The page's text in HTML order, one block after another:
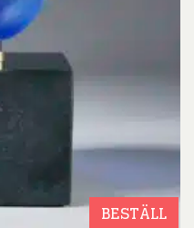
BESTÄLL